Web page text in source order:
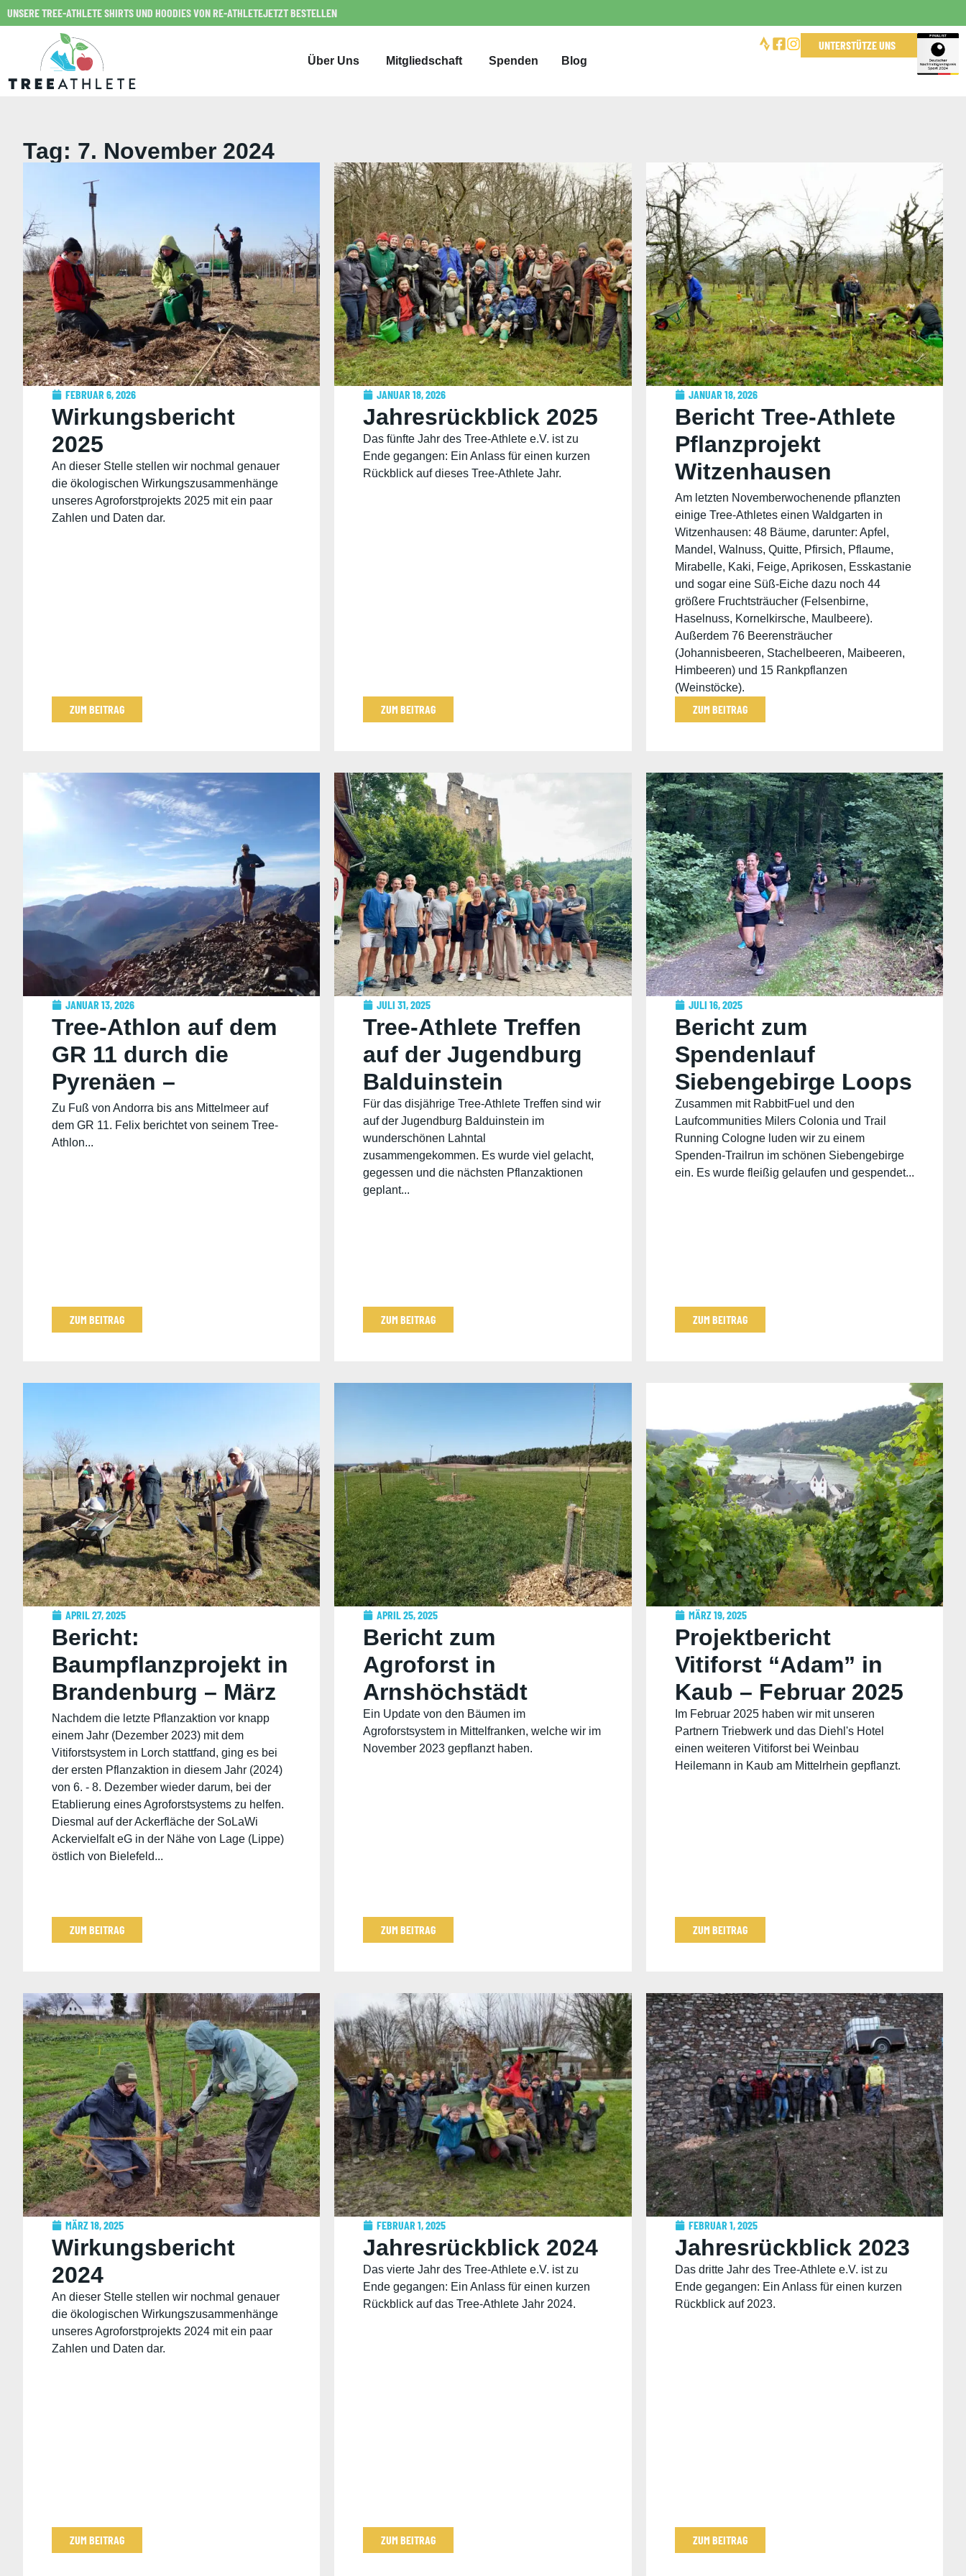
UNSERE TREE-ATHLETE SHIRTS UND HOODIES VON RE-ATHLETEJETZT BESTELLEN
Über Uns Mitgliedschaft Spenden Blog
UNTERSTÜTZE UNS
Tag: 7. November 2024
FEBRUAR 6, 2026
Wirkungsbericht
2025
An dieser Stelle stellen wir nochmal genauer
die ökologischen Wirkungszusammenhänge
unseres Agroforstprojekts 2025 mit ein paar
Zahlen und Daten dar.
ZUM BEITRAG
JANUAR 18, 2026
Jahresrückblick 2025
Das fünfte Jahr des Tree-Athlete e.V. ist zu
Ende gegangen: Ein Anlass für einen kurzen
Rückblick auf dieses Tree-Athlete Jahr.
ZUM BEITRAG
JANUAR 18, 2026
Bericht Tree-Athlete
Pflanzprojekt
Witzenhausen
28.-30.11.2025
Am letzten Novemberwochenende pflanzten
einige Tree-Athletes einen Waldgarten in
Witzenhausen: 48 Bäume, darunter: Apfel,
Mandel, Walnuss, Quitte, Pfirsich, Pflaume,
Mirabelle, Kaki, Feige, Aprikosen, Esskastanie
und sogar eine Süß-Eiche dazu noch 44
größere Fruchtsträucher (Felsenbirne,
Haselnuss, Kornelkirsche, Maulbeere).
Außerdem 76 Beerensträucher
(Johannisbeeren, Stachelbeeren, Maibeeren,
Himbeeren) und 15 Rankpflanzen
(Weinstöcke).
ZUM BEITRAG
JANUAR 13, 2026
Tree-Athlon auf dem
GR 11 durch die
Pyrenäen –
Reisebericht von
Felix
Zu Fuß von Andorra bis ans Mittelmeer auf
dem GR 11. Felix berichtet von seinem Tree-
Athlon...
ZUM BEITRAG
JULI 31, 2025
Tree-Athlete Treffen
auf der Jugendburg
Balduinstein
Für das disjährige Tree-Athlete Treffen sind wir
auf der Jugendburg Balduinstein im
wunderschönen Lahntal
zusammengekommen. Es wurde viel gelacht,
gegessen und die nächsten Pflanzaktionen
geplant...
ZUM BEITRAG
JULI 16, 2025
Bericht zum
Spendenlauf
Siebengebirge Loops
Zusammen mit RabbitFuel und den
Laufcommunities Milers Colonia und Trail
Running Cologne luden wir zu einem
Spenden-Trailrun im schönen Siebengebirge
ein. Es wurde fleißig gelaufen und gespendet...
ZUM BEITRAG
APRIL 27, 2025
Bericht:
Baumpflanzprojekt in
Brandenburg – März
2025 von Marike und
Lukas
Nachdem die letzte Pflanzaktion vor knapp
einem Jahr (Dezember 2023) mit dem
Vitiforstsystem in Lorch stattfand, ging es bei
der ersten Pflanzaktion in diesem Jahr (2024)
von 6. - 8. Dezember wieder darum, bei der
Etablierung eines Agroforstsystems zu helfen.
Diesmal auf der Ackerfläche der SoLaWi
Ackervielfalt eG in der Nähe von Lage (Lippe)
östlich von Bielefeld...
ZUM BEITRAG
APRIL 25, 2025
Bericht zum
Agroforst in
Arnshöchstädt
Ein Update von den Bäumen im
Agroforstsystem in Mittelfranken, welche wir im
November 2023 gepflanzt haben.
ZUM BEITRAG
MÄRZ 19, 2025
Projektbericht
Vitiforst “Adam” in
Kaub – Februar 2025
Im Februar 2025 haben wir mit unseren
Partnern Triebwerk und das Diehl's Hotel
einen weiteren Vitiforst bei Weinbau
Heilemann in Kaub am Mittelrhein gepflanzt.
ZUM BEITRAG
MÄRZ 18, 2025
Wirkungsbericht
2024
An dieser Stelle stellen wir nochmal genauer
die ökologischen Wirkungszusammenhänge
unseres Agroforstprojekts 2024 mit ein paar
Zahlen und Daten dar.
ZUM BEITRAG
FEBRUAR 1, 2025
Jahresrückblick 2024
Das vierte Jahr des Tree-Athlete e.V. ist zu
Ende gegangen: Ein Anlass für einen kurzen
Rückblick auf das Tree-Athlete Jahr 2024.
ZUM BEITRAG
FEBRUAR 1, 2025
Jahresrückblick 2023
Das dritte Jahr des Tree-Athlete e.V. ist zu
Ende gegangen: Ein Anlass für einen kurzen
Rückblick auf 2023.
ZUM BEITRAG